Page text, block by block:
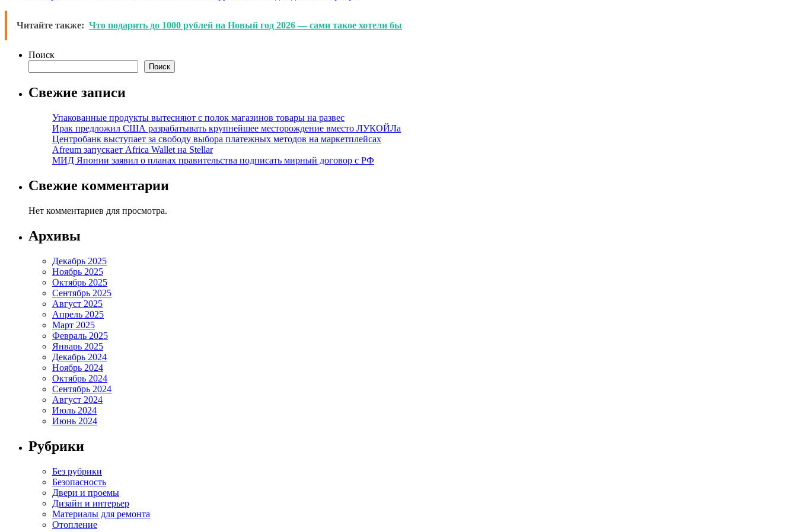
Читайте также: Что подарить до 1000 рублей на Новый год 2026 — сами такое хотели бы
Поиск
Поиск
Свежие записи
Упакованные продукты вытесняют с полок магазинов товары на развес
Ирак предложил США разрабатывать крупнейшее месторождение вместо ЛУКОЙЛа
Центробанк выступает за свободу выбора платежных методов на маркетплейсах
Afreum запускает Africa Wallet на Stellar
МИД Японии заявил о планах правительства подписать мирный договор с РФ
Свежие комментарии
Нет комментариев для просмотра.
Архивы
Декабрь 2025
Ноябрь 2025
Октябрь 2025
Сентябрь 2025
Август 2025
Апрель 2025
Март 2025
Февраль 2025
Январь 2025
Декабрь 2024
Ноябрь 2024
Октябрь 2024
Сентябрь 2024
Август 2024
Июль 2024
Июнь 2024
Рубрики
Без рубрики
Безопасность
Двери и проемы
Дизайн и интерьер
Материалы для ремонта
Отопление